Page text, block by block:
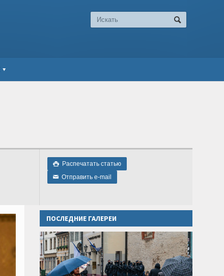
 Распечатать статью
✉ Отправить e-mail
ПОСЛЕДНИЕ ГАЛЕРЕИ